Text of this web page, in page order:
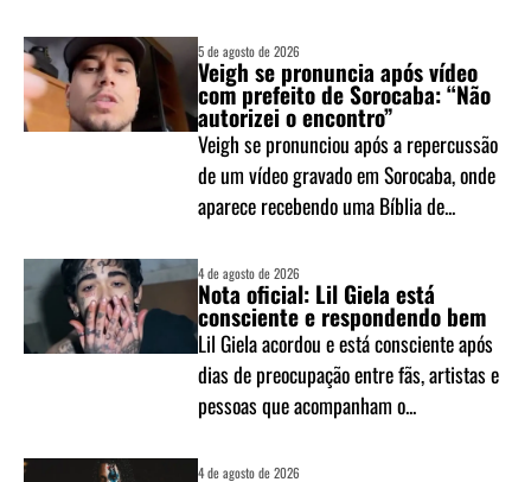
5 de agosto de 2026
Veigh se pronuncia após vídeo
com prefeito de Sorocaba: “Não
autorizei o encontro”
Veigh se pronunciou após a repercussão
de um vídeo gravado em Sorocaba, onde
aparece recebendo uma Bíblia de...
4 de agosto de 2026
Nota oficial: Lil Giela está
consciente e respondendo bem
Lil Giela acordou e está consciente após
dias de preocupação entre fãs, artistas e
pessoas que acompanham o...
4 de agosto de 2026